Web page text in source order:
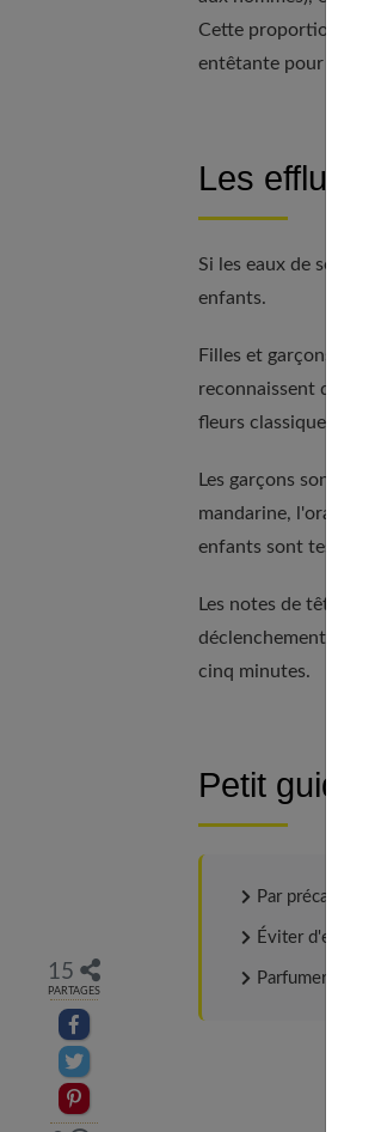
15
PARTAGES
Partager sur facebook
Partager sur Twitter
Epingler sur Pinterest
Cette proportion plus
entêtante pour
Les
Si les eaux de
enfants.
Filles et garçons ont
reconnaissent dans
fleurs classiques
Les garçons sont
mandarine, l'orange,
enfants sont testées
Les notes de tête
déclenchement de
cinq minutes.
Petit guide
Par précaution,
Éviter d'en
Parfumer les